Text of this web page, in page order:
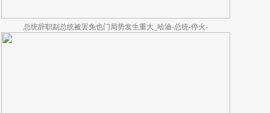
总统辞职副总统被罢免也门局势发生重大_哈迪-总统-停火-